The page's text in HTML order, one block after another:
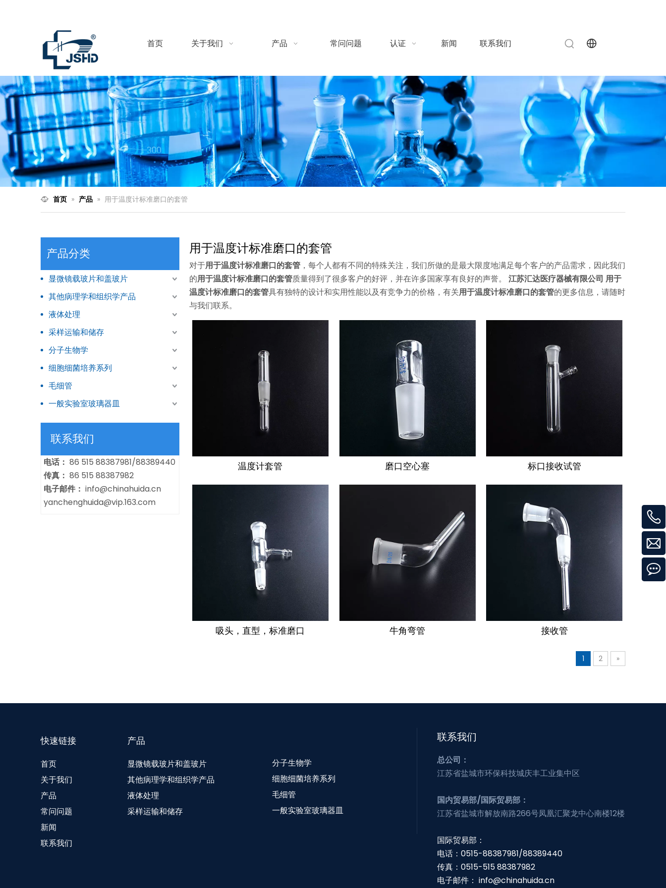
首页 关于我们 产品 常问问题 认证 新闻 联系我们
首页 » 产品 » 用于温度计标准磨口的套管
产品分类
显微镜载玻片和盖玻片
其他病理学和组织学产品
液体处理
采样运输和储存
分子生物学
细胞细菌培养系列
毛细管
一般实验室玻璃器皿
联系我们
电话： 86 515 88387981/88389440
传真： 86 515 88387982
电子邮件： info@chinahuida.cn
yanchenghuida@vip.163.com
用于温度计标准磨口的套管
对于用于温度计标准磨口的套管 ，每个人都有不同的特殊关注，我们所做的是最大限度地满足每个客户的产品需求，因此我们
的用于温度计标准磨口的套管质量得到了很多客户的好评，并在许多国家享有良好的声誉。 江苏汇达医疗器械有限公司 用于
温度计标准磨口的套管具有独特的设计和实用性能以及有竞争力的价格，有关用于温度计标准磨口的套管的更多信息，请随时
与我们联系。
温度计套管 磨口空心塞 标口接收试管
吸头，直型，标准磨口 牛角弯管 接收管
1 2 »
快速链接
首页
关于我们
产品
常问问题
新闻
联系我们
产品
显微镜载玻片和盖玻片
其他病理学和组织学产品
液体处理
采样运输和储存
分子生物学
细胞细菌培养系列
毛细管
一般实验室玻璃器皿
联系我们
总公司：
江苏省盐城市环保科技城庆丰工业集中区
国内贸易部/国际贸易部：
江苏省盐城市解放南路266号凤凰汇聚龙中心南楼12楼
国际贸易部：
电话：0515-88387981/88389440
传真：0515-515 88387982
电子邮件： info@chinahuida.cn